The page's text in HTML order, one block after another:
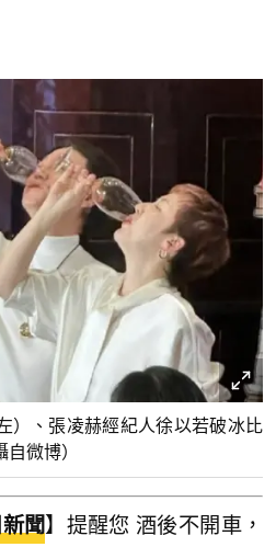
）、張凌赫經紀人徐以若破冰比
微博）
聞】提醒您 酒後不開車，